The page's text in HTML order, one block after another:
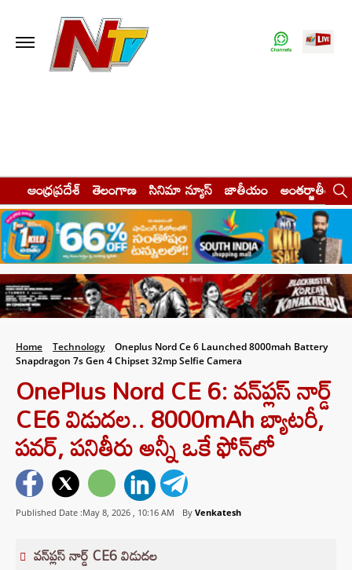
ఆంధ్రప్రదేశ్ తెలంగాణ సినిమా న్యూస్ జాతీయం అంతర్జాతీయం
Home Technology
Oneplus Nord Ce 6 Launched 8000mah Battery
Snapdragon 7s Gen 4 Chipset 32mp Selfie Camera
OnePlus Nord CE 6: వన్‌ప్లస్ నార్డ్
CE6 విడుదల.. 8000mAh బ్యాటరీ,
పవర్, పనితీరు అన్నీ ఒకే ఫోన్‌లో
Published Date :May 8, 2026 , 10:16 AM By Venkatesh
వన్‌ప్లస్ నార్డ్ CE6 విడుదల